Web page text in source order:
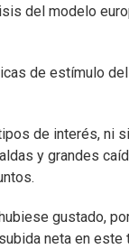
del modelo
de estímulo del
de interés, ni
y grandes
gustado,
neta en este